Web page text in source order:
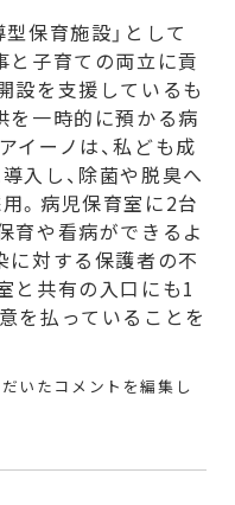
保育施設」として
と子育ての両立に貢
設を支援しているも
を一時的に預かる病
イーノは、私ども成
入し、除菌や脱臭へ
。病児保育室に2台
育や看病ができるよ
に対する保護者の不
と共有の入口にも1
を払っていることを